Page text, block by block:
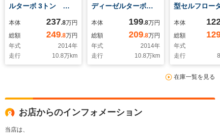
ルターボ 3トン
塗装済 3年間保証可
本体 237.8万円
総額
249.8万円
年式
2014年
走行
10.8万km
ディーゼルターボ
ビ ナビ バックカメ
ラ ETC ルーフキャ
リア
本体 199.8万円
総額
209.8万円
年式
2014年
走行
10.8万km
型セルフロー
幅 249cm
重量
ルセグテレ
ETC
本体
総額
年式
走行
在庫一覧を見る
お店からのインフォメーション
当店は、